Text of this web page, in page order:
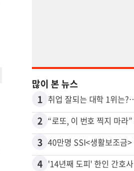
많이 본 뉴스
1 취업 잘되는 대학 1위는
2
3
4